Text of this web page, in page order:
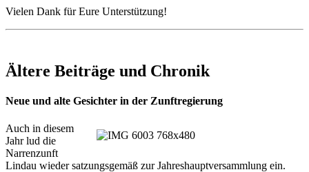
Vielen Dank für Eure Unterstützung!
Ältere Beiträge und Chronik
Neue und alte Gesichter in der Zunftregierung
Auch in diesem
Jahr lud die
Narrenzunft
Lindau wieder satzungsgemäß zur Jahreshauptversammlung ein.